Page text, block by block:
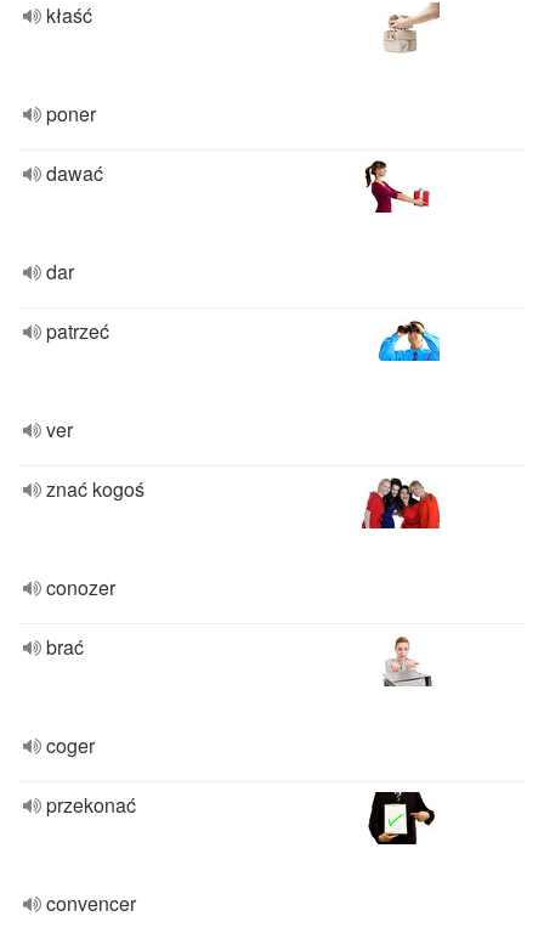
kłaść
poner
dawać
dar
patrzeć
ver
znać kogoś
conozer
brać
coger
przekonać
convencer